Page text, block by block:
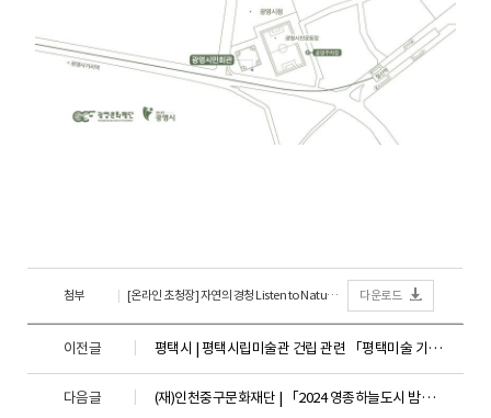
첨부 [온라인 초청장] 자연의 경청 Listen to Nature.jpg 다운로드
이전글 평택시 | 평택시립미술관 건립 관련 「평택미술 기초연구 세미나
다음글 (재)인천중구문화재단 | 「2024 영종하늘도시 밤하늘 빛담길 산책」점등행사